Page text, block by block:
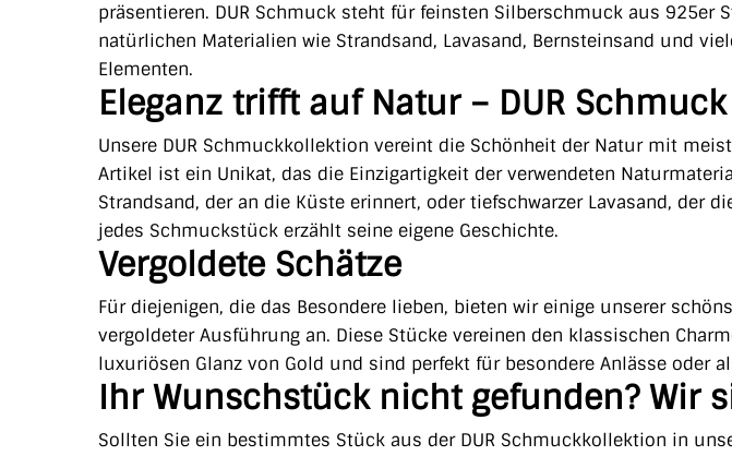
präsentieren. DUR Schmuck steht für feinsten Silberschmuck aus 925er
natürlichen Materialien wie Strandsand, Lavasand, Bernsteinsand und
Elementen.
Eleganz trifft auf Natur – DUR Schmuck
Unsere DUR Schmuckkollektion vereint die Schönheit der Natur mit
Artikel ist ein Unikat, das die Einzigartigkeit der verwendeten
Strandsand, der an die Küste erinnert, oder tiefschwarzer Lavasand, der
jedes Schmuckstück erzählt seine eigene Geschichte.
Vergoldete Schätze
Für diejenigen, die das Besondere lieben, bieten wir einige unserer
vergoldeter Ausführung an. Diese Stücke vereinen den klassischen
luxuriösen Glanz von Gold und sind perfekt für besondere Anlässe oder
Ihr Wunschstück nicht gefunden? Wir
Sollten Sie ein bestimmtes Stück aus der DUR Schmuckkollektion in